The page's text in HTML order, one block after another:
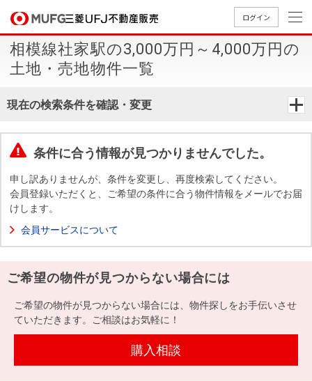
ログイン
買いたいTOP
中古
マン
ンを
探す
築・
一戸
建て
す
売りたいTOP
無
料
定
却
談
売却
店舗案内TOP
店舗のご
案内（首
案内（名
案内（関
会社情報TOP
ごあいさ
つ
要
Way
経営ビジ
ョン
組織図
役員一
沿革
本社地
図
採用情報TOP
新卒採用
情報
採用情報
買いたい
売りたい
店舗案内
会社情報
採用情報
提携企業にお勤めの方
相模線社家駅の3,000万円～4,000万円の
土地・売地物件一覧
現在の検索条件を確認・変更
条件に合う情報が見つかりませんでした。
申し訳ありませんが、条件を変更し、再度検索してください。
会員登録いただくと、ご希望の条件に合う物件情報をメールでお届
けします。
会員サービスについて
ご希望の物件が見つからない場合には
ご希望の物件が見つからない場合には、物件探しをお手伝いさせ
ていただきます。ご相談はお気軽に！
購入相談